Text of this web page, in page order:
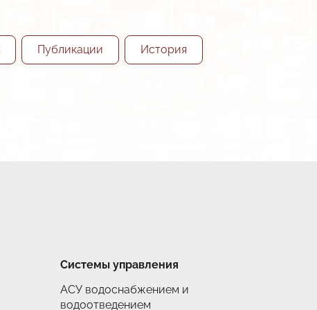
Публикации История
Системы управления
АСУ водоснабжением и
водоотведением